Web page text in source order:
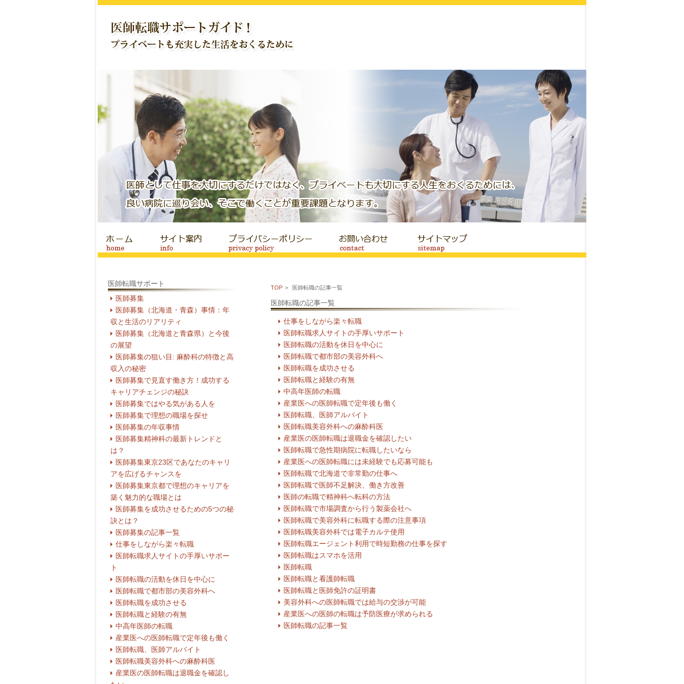
医師転職サポート
医師募集
医師募集（北海道・青森）事情：年
収と生活のリアリティ
医師募集（北海道と青森県）と今後
の展望
医師募集の狙い目: 麻酔科の特徴と高
収入の秘密
医師募集で見直す働き方！成功する
キャリアチェンジの秘訣
医師募集ではやる気がある人を
医師募集で理想の職場を探せ
医師募集の年収事情
医師募集精神科の最新トレンドと
は？
医師募集東京23区であなたのキャリ
アを広げるチャンスを
医師募集東京都で理想のキャリアを
築く魅力的な職場とは
医師募集を成功させるための5つの秘
訣とは？
医師募集の記事一覧
仕事をしながら楽々転職
医師転職求人サイトの手厚いサポー
ト
医師転職の活動を休日を中心に
医師転職で都市部の美容外科へ
医師転職を成功させる
医師転職と経験の有無
中高年医師の転職
産業医への医師転職で定年後も働く
医師転職、医師アルバイト
医師転職美容外科への麻酔科医
産業医の医師転職は退職金を確認し
TOP 医師転職の記事一覧
医師転職の記事一覧
仕事をしながら楽々転職
医師転職求人サイトの手厚いサポート
医師転職の活動を休日を中心に
医師転職で都市部の美容外科へ
医師転職を成功させる
医師転職と経験の有無
中高年医師の転職
産業医への医師転職で定年後も働く
医師転職、医師アルバイト
医師転職美容外科への麻酔科医
産業医の医師転職は退職金を確認したい
医師転職で急性期病院に転職したいなら
産業医への医師転職には未経験でも応募可能も
医師転職で北海道で非常勤の仕事へ
医師転職で医師不足解決、働き方改善
医師の転職で精神科へ転科の方法
医師転職で市場調査から行う製薬会社へ
医師転職で美容外科に転職する際の注意事項
医師転職美容外科では電子カルテ使用
医師転職エージェント利用で時短勤務の仕事を探す
医師転職はスマホを活用
医師転職
医師転職と看護師転職
医師転職と医師免許の証明書
美容外科への医師転職では給与の交渉が可能
産業医への医師の転職は予防医療が求められる
医師転職の記事一覧